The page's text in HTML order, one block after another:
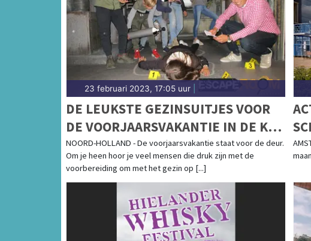
23 februari 2023, 17:05 uur
DE LEUKSTE GEZINSUITJES VOOR
DE VOORJAARSVAKANTIE IN DE KOP
VAN NOORD-HOLLAND
NOORD-HOLLAND - De voorjaarsvakantie staat voor de deur.
Om je heen hoor je veel mensen die druk zijn met de
voorbereiding om met het gezin op [...]